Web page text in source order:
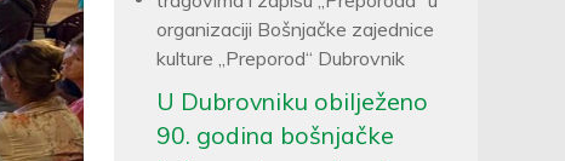
U Dubrovniku obilježeno
90. godina bošnjačke